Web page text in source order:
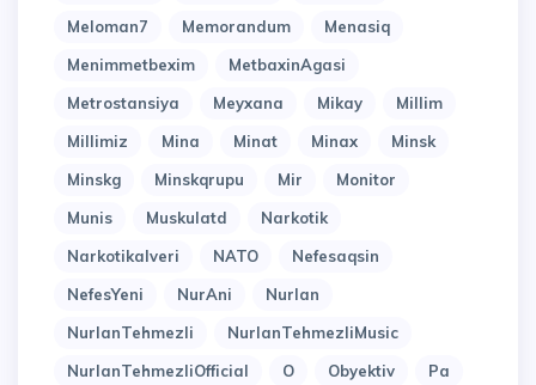
Meloman7
Memorandum
Menasiq
Menimmetbexim
MetbaxinAgasi
Metrostansiya
Meyxana Mikay
Millim
Millimiz
Mina Minat Minax
Minsk
Minskg
Minskqrupu Mir
Monitor
Munis
Muskulatd
Narkotik
Narkotikalveri
NATO
Nefesaqsin
NefesYeni
NurAni
Nurlan
NurlanTehmezli
NurlanTehmezliMusic
NurlanTehmezliOfficial
O Obyektiv
Pa